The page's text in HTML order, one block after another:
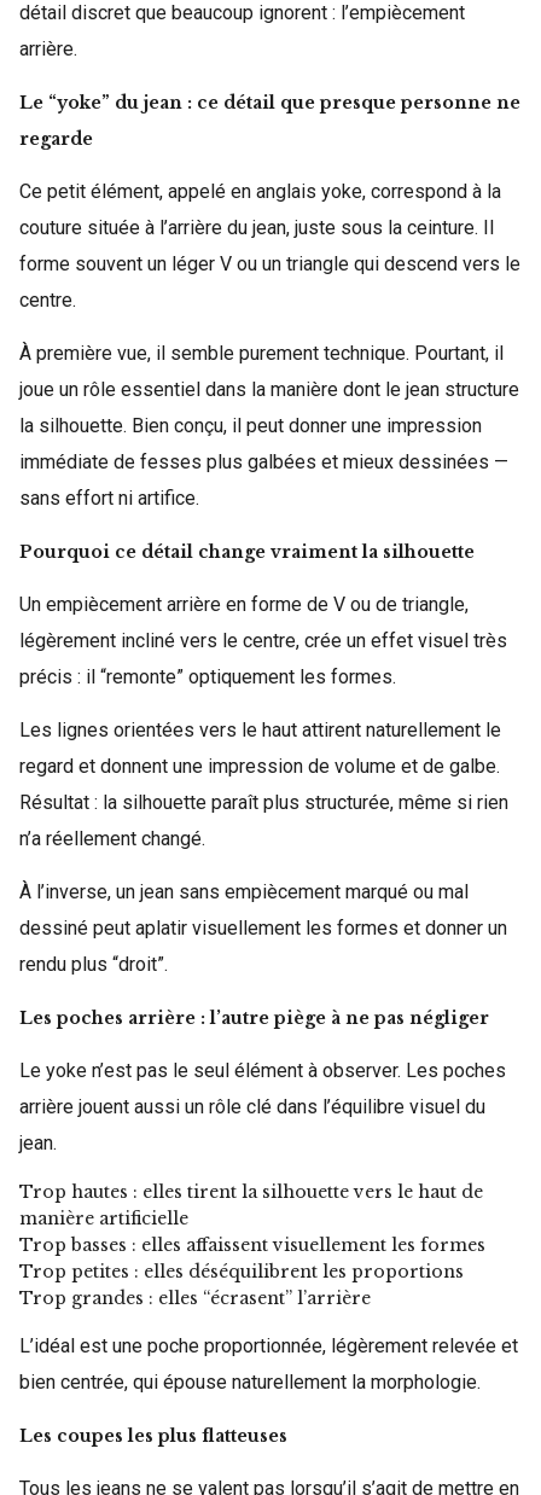
détail discret que beaucoup ignorent : l’empiècement
arrière.
Le “yoke” du jean : ce détail que presque personne ne
regarde
Ce petit élément, appelé en anglais yoke, correspond à la
couture située à l’arrière du jean, juste sous la ceinture. Il
forme souvent un léger V ou un triangle qui descend vers le
centre.
À première vue, il semble purement technique. Pourtant, il
joue un rôle essentiel dans la manière dont le jean structure
la silhouette. Bien conçu, il peut donner une impression
immédiate de fesses plus galbées et mieux dessinées —
sans effort ni artifice.
Pourquoi ce détail change vraiment la silhouette
Un empiècement arrière en forme de V ou de triangle,
légèrement incliné vers le centre, crée un effet visuel très
précis : il “remonte” optiquement les formes.
Les lignes orientées vers le haut attirent naturellement le
regard et donnent une impression de volume et de galbe.
Résultat : la silhouette paraît plus structurée, même si rien
n’a réellement changé.
À l’inverse, un jean sans empiècement marqué ou mal
dessiné peut aplatir visuellement les formes et donner un
rendu plus “droit”.
Les poches arrière : l’autre piège à ne pas négliger
Le yoke n’est pas le seul élément à observer. Les poches
arrière jouent aussi un rôle clé dans l’équilibre visuel du
jean.
Trop hautes : elles tirent la silhouette vers le haut de
manière artificielle
Trop basses : elles affaissent visuellement les formes
Trop petites : elles déséquilibrent les proportions
Trop grandes : elles “écrasent” l’arrière
L’idéal est une poche proportionnée, légèrement relevée et
bien centrée, qui épouse naturellement la morphologie.
Les coupes les plus flatteuses
Tous les jeans ne se valent pas lorsqu’il s’agit de mettre en